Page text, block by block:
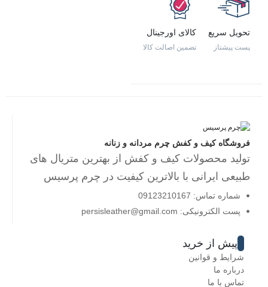
تحویل سریع
پست پیشتاز
کالای اورجینال
تضمین اصالت کالا
فروشگاه کیف و کفش چرم مردانه و زنانه
تولید محصولات کیف و کفش از بهترین متریال های
طبیعی ایرانی با بالاترین کیفیت در چرم پرسیس
شماره تماس: 09123210167
پست الکترونیکی: persisleather@gmail.com
پیش از خرید
شرایط و قوانین
درباره ما
تماس با ما